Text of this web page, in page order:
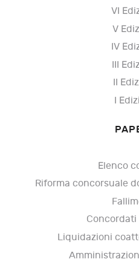
VI
V
IV
III
II
I
Elenco
Riforma concorsuale
Liquidazioni